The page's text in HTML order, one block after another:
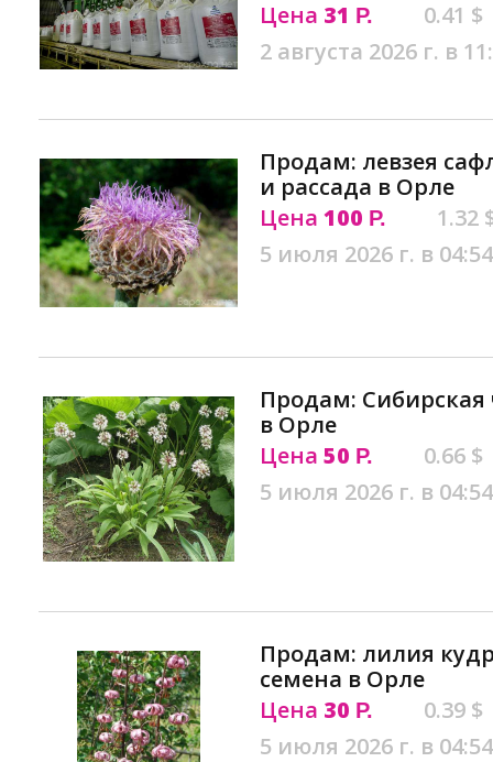
Цена 31 Р.
0.41 $
2 августа 2026 г. в
Продам: левзея
и рассада в Орле
Цена 100 Р.
1.32
5 июля 2026 г. в 04:54
Продам:
в Орле
Цена 50 Р.
0.66 $
5 июля 2026 г. в 04:54
Продам: лилия
семена в Орле
Цена 30 Р.
0.39 $
5 июля 2026 г. в 04:54